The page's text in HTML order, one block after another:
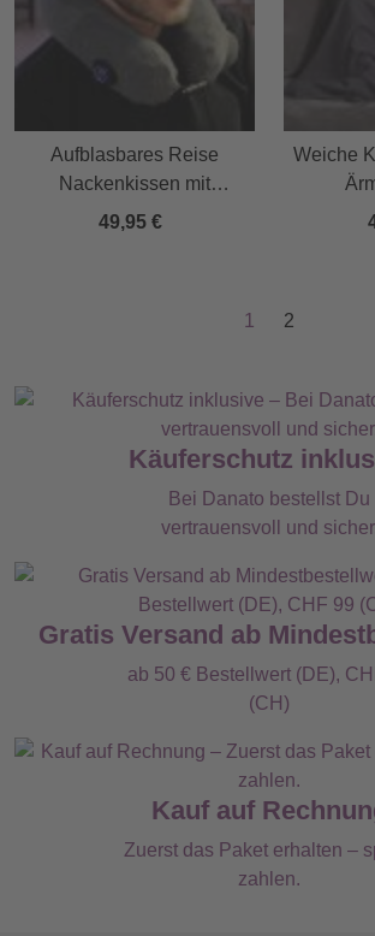
Aufblasbares Reise
Nackenkissen mit
Massagefunktion
49,95 €
Weiche
1 2
Käuferschutz
Bei Danato bestellst Du
vertrauensvoll und
Gratis Versand ab
ab 50 € Bestellwert (DE),
(CH)
Kauf auf
Zuerst das Paket erhalten –
zahlen.